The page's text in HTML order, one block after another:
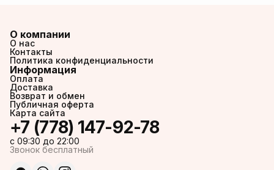
О компании
О нас
Контакты
Политика конфиденциальности
Информация
Оплата
Доставка
Возврат и обмен
Публичная оферта
Карта сайта
+7 (778) 147-92-78
c 09:30 до 22:00
Звонок бесплатный